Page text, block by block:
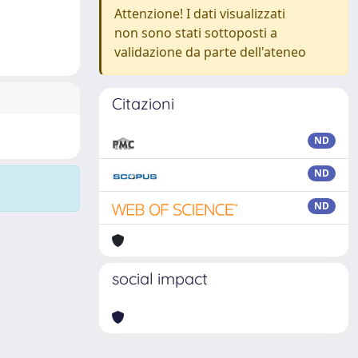
Attenzione! I dati visualizzati
non sono stati sottoposti a
validazione da parte dell'ateneo
Citazioni
ND
ND
ND
social impact